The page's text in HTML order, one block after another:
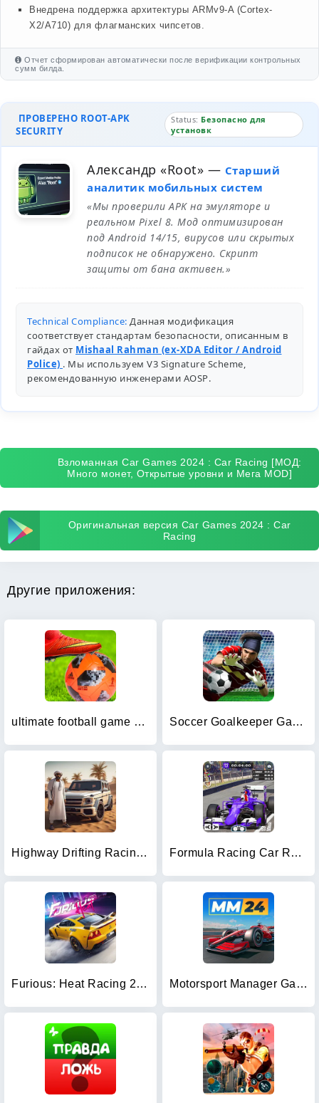
Внедрена поддержка архитектуры ARMv9-A (Cortex-
X2/A710) для флагманских чипсетов.
Отчет сформирован автоматически после верификации контрольных
сумм билда.
ПРОВЕРЕНО ROOT-APK
SECURITY
Status: Безопасно для
установк
Александр «Root» — Старший
аналитик мобильных систем
«Мы проверили APK на эмуляторе и
реальном Pixel 8. Мод оптимизирован
под Android 14/15, вирусов или скрытых
подписок не обнаружено. Скрипт
защиты от бана активен.»
Technical Compliance: Данная модификация
соответствует стандартам безопасности, описанным в
гайдах от Mishaal Rahman (ex-XDA Editor / Android
Police) . Мы используем V3 Signature Scheme,
рекомендованную инженерами AOSP.
Взломанная Car Games 2024 : Car Racing [МОД:
Много монет, Открытые уровни и Мега MOD]
Оригинальная версия Car Games 2024 : Car
Racing
Другие приложения:
ultimate football game 2024 Soccer Goalkeeper Games 2024
Highway Drifting Racing Games Formula Racing Car Racing Game
Furious: Heat Racing 2024 Motorsport Manager Game 2024